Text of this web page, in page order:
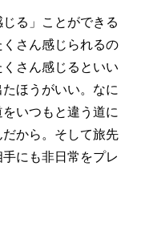
る」ことができる
さん感じられるの
さん感じるといい
ほうがいい。なに
いつもと違う道に
から。そして旅先
にも非日常をプレ